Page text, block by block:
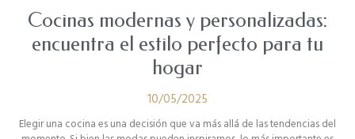
Cocinas modernas y personalizadas:
encuentra el estilo perfecto para tu
hogar
10/05/2025
Elegir una cocina es una decisión que va más allá de las tendencias del